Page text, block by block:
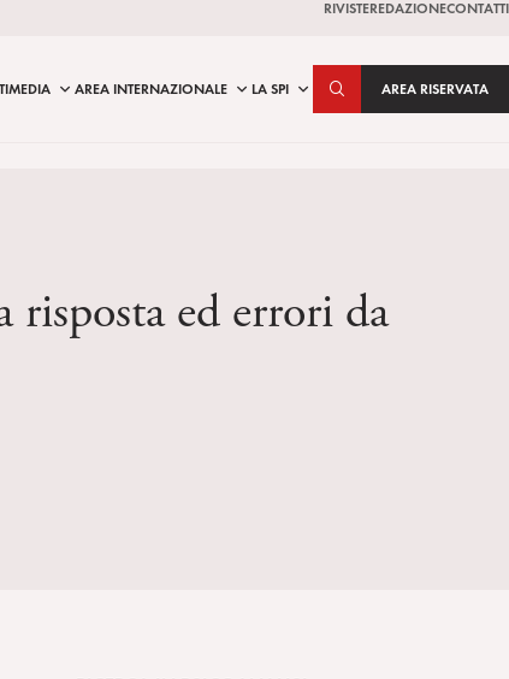
RIVISTEREDAZIONECONTATTI
AREA INTERNAZIONALE LA SPI AREA RISERVATA
risposta ed errori da